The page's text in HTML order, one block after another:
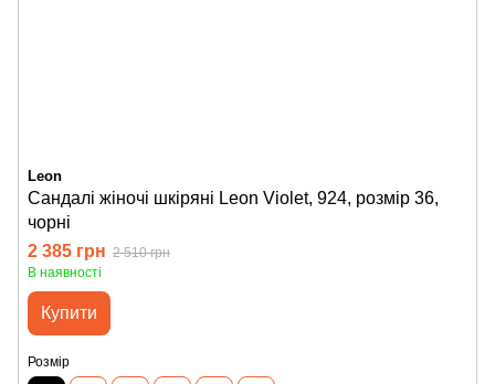
Leon
Сандалі жіночі шкіряні Leon Violet, 924, розмір 36,
чорні
2 385 грн 2 510 грн
В наявності
Купити
Розмір